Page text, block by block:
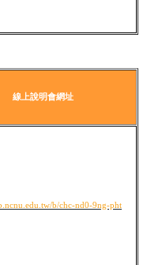
線上說明會網址
b/chc-nd0-9ng-pht